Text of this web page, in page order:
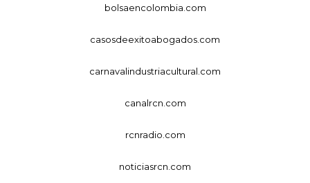
bolsaencolombia.com
casosdeexitoabogados.com
carnavalindustriacultural.com
canalrcn.com
rcnradio.com
noticiasrcn.com